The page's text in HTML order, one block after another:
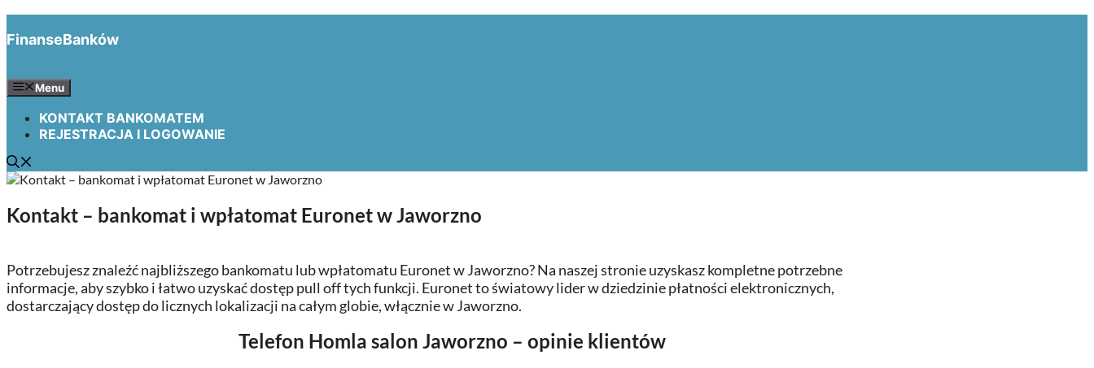
do
FinanseBanków
Menu
KONTAKT BANKOMATEM
REJESTRACJA I LOGOWANIE
Kontakt – bankomat i wpłatomat Euronet w Jaworzno
Potrzebujesz znaleźć najbliższego bankomatu lub wpłatomatu Euronet w Jaworzno? Na naszej stronie uzyskasz kompletne potrzebne
informacje, aby szybko i łatwo uzyskać dostęp pull off tych funkcji. Euronet to światowy lider w dziedzinie płatności elektronicznych,
dostarczający dostęp do licznych lokalizacji na całym globie, włącznie w Jaworzno.
Telefon Homla salon Jaworzno – opinie klientów